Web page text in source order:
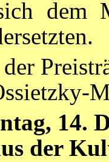
dem
14.
der